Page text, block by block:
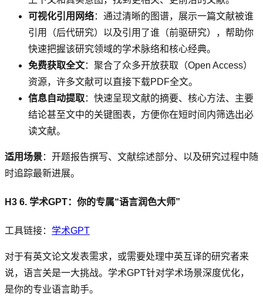
可视化引用网络：通过清晰的图谱，展示一篇文献被谁
引用（后代研究）以及引用了谁（前驱研究），帮助你
快速把握该研究领域的学术脉络和核心经典。
免费获取全文：聚合了众多开放获取（Open Access）
资源，许多文献可以直接下载PDF全文。
信息自动提取：快速呈现文献的摘要、核心方法、主要
结论甚至文中的关键图表，方便你在短时间内筛选出必
读文献。
适用场景：开题报告撰写、文献综述部分、以及研究过程中随
时追踪最新进展。
H3 6. 学术GPT：你的专属“语言润色大师”
工具链接： 学术GPT
对于有英文论文发表需求，或需要处理中英互译的研究者来
说，语言关是一大挑战。学术GPT针对学术场景深度优化，
是你的专业语言助手。